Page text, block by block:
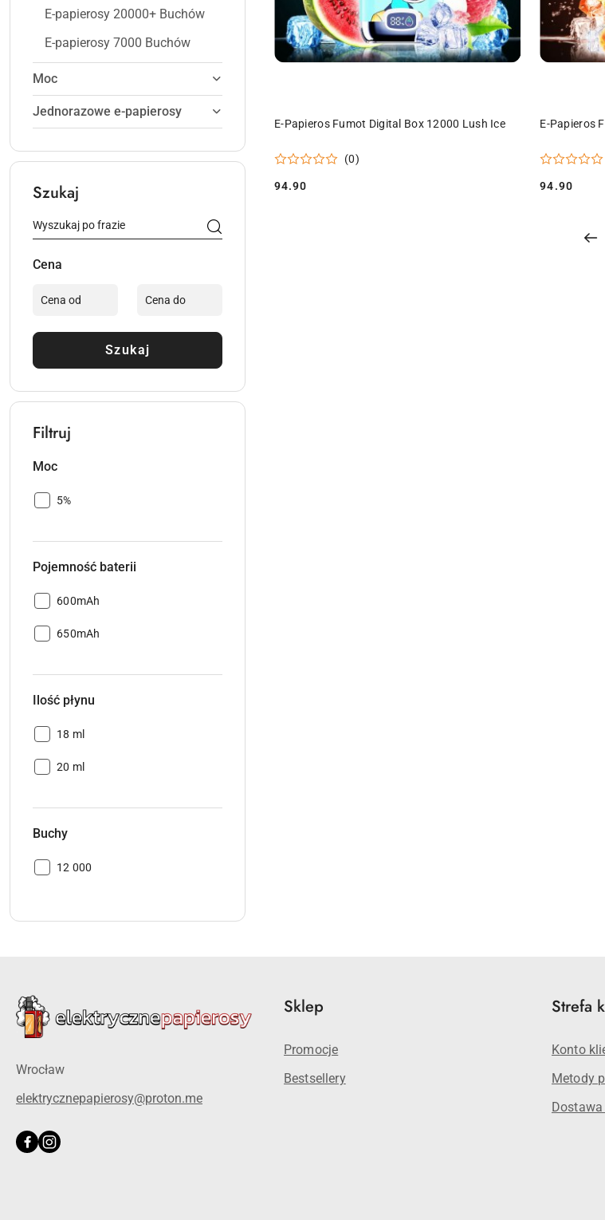
E-papierosy 20000+ Buchów
E-papierosy 7000 Buchów
Moc
Jednorazowe e-papierosy
Szukaj
Cena
Szukaj
Filtruj
Moc
Moc:
5%
Pojemność baterii
Pojemność
600mAh
Pojemność
650mAh
Ilość płynu
Ilość
18 ml
Ilość
20 ml
Buchy
Buchy:
12 000
E-Papieros Fumot Digital Box 12000 Lush Ice
(0)
Cena:
94.90
PRODUKT NIEDOSTĘPNY
E-Papieros
Cena:
94.90
Wrocław
elektrycznepapierosy@proton.me
Sklep
Promocje
Bestsellery
Strefa
Konto
Metody